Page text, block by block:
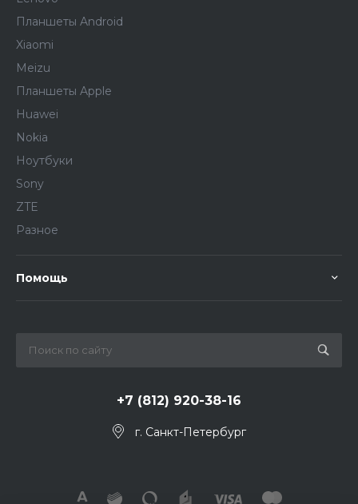
Планшеты Android
Xiaomi
Meizu
Планшеты Apple
Huawei
Nokia
Ноутбуки
Sony
ZTE
Разное
Помощь
+7 (812) 920-38-16
г. Санкт-Петербург